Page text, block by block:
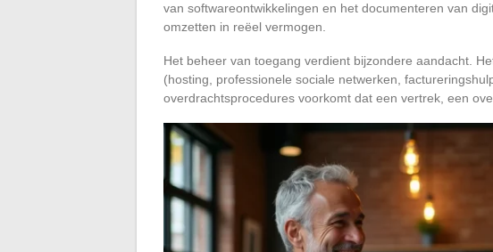
van softwareontwikkelingen en het documenteren van
omzetten in reëel vermogen.
Het beheer van toegang verdient bijzondere aandacht.
(hosting, professionele sociale netwerken,
overdrachtsprocedures voorkomt dat een vertrek, een